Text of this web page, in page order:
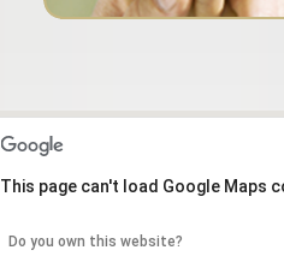
This page can't load Google Maps
Do you own this website?